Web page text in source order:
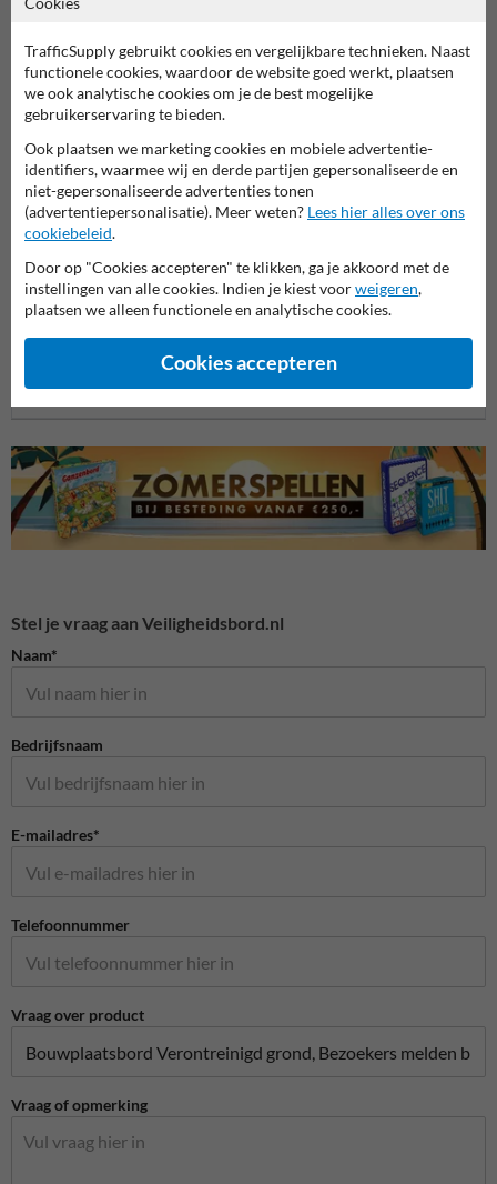
Productcategorieën in deze groep
Veiligheidsborden voor
Veiligheidsborden
Stel je vraag aan Veiligheidsbord.nl
Naam*
Bedrijfsnaam
E-mailadres*
Telefoonnummer
Vraag over product
Vraag of opmerking
TrafficSupply gebruikt cookies en vergelijkbare technieken. Naast
functionele cookies, waardoor de website goed werkt, plaatsen
we ook analytische cookies om je de best mogelijke
gebruikerservaring te bieden.
Ook plaatsen we marketing cookies en mobiele advertentie-
identifiers, waarmee wij en derde partijen gepersonaliseerde en
niet-gepersonaliseerde advertenties tonen
(advertentiepersonalisatie). Meer weten? Lees hier alles over ons
cookiebeleid.
Door op "Cookies accepteren" te klikken, ga je akkoord met de
instellingen van alle cookies. Indien je kiest voorweigeren,
plaatsen we alleen functionele en analytische cookies.
Cookies accepteren